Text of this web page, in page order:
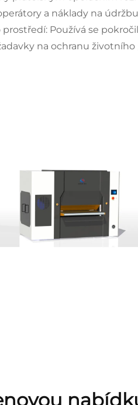
a náklady na
Používá se
na ochranu životního